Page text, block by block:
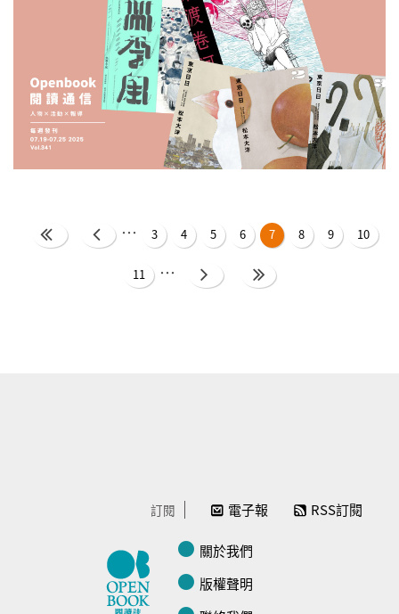
頁面 … 3 4 5 6 7 8 9 10
11 …
訂閱 電子報 RSS訂閱
關於我們
版權聲明